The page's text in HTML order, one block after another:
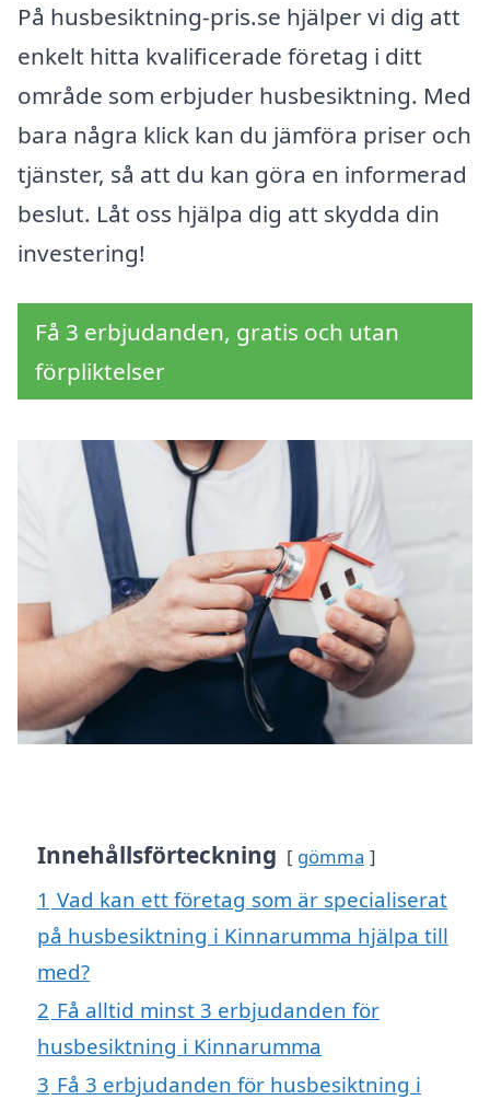
På husbesiktning-pris.se hjälper vi dig att
enkelt hitta kvalificerade företag i ditt
område som erbjuder husbesiktning. Med
bara några klick kan du jämföra priser och
tjänster, så att du kan göra en informerad
beslut. Låt oss hjälpa dig att skydda din
investering!
Få 3 erbjudanden, gratis och utan
förpliktelser
Innehållsförteckning gömma
1 Vad kan ett företag som är specialiserat
på husbesiktning i Kinnarumma hjälpa till
med?
2 Få alltid minst 3 erbjudanden för
husbesiktning i Kinnarumma
3 Få 3 erbjudanden för husbesiktning i